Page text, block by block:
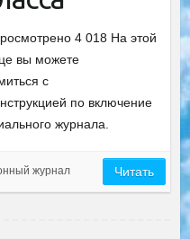
4 018 На этой
вы можете
с
по включение
журнала.
журнал Читать